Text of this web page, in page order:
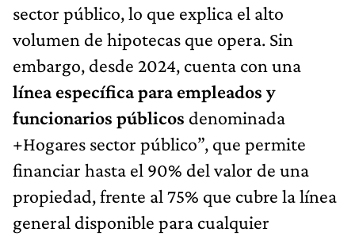
sector público, lo que explica el alto
volumen de hipotecas que opera. Sin
embargo, desde 2024, cuenta con una
línea específica para empleados y
funcionarios públicos denominada
+Hogares sector público”, que permite
financiar hasta el 90% del valor de una
propiedad, frente al 75% que cubre la línea
general disponible para cualquier